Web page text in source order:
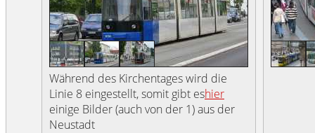
Während des Kirchentages wird die
Linie 8 eingestellt, somit gibt eshier
einige Bilder (auch von der 1) aus der
Neustadt